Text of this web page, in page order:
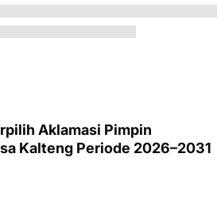
Aklamasi Pimpin
Kalteng Periode 2026–2031